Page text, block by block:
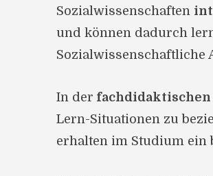
Sozialwissenschaften
und können dadurch
Sozialwissenschaftliche
In der
Lern-Situationen zu
erhalten im Studium ein